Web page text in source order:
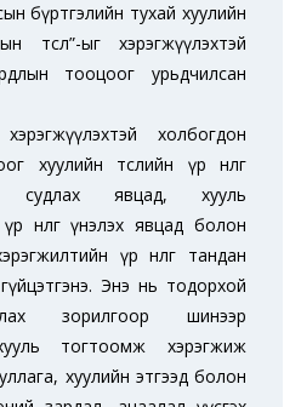
бүртгэлийн тухай хуулийн
төсөл”-ыг хэрэгжүүлэхтэй
тооцоог урьдчилсан
холбогдон
хуулийн төслийн үр нөлөөг
судлах явцад, хууль
нөлөөг үнэлэх явцад болон
үр нөлөөг тандан
Энэ нь тодорхой
зорилгоор шинээр
тогтоомж хэрэгжиж
хуулийн этгээд болон